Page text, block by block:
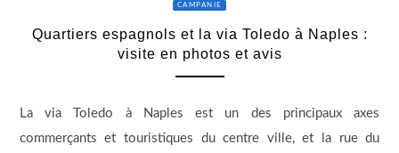
CAMPANIE
Quartiers espagnols et la via Toledo à Naples :
visite en photos et avis
La via Toledo à Naples est un des principaux axes
commerçants et touristiques du centre ville, et la rue du